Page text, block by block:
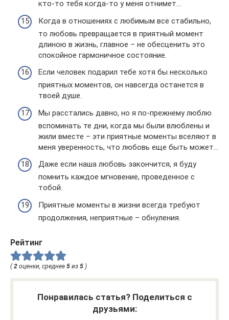
кто-то тебя когда-то у меня отнимет…
Когда в отношениях с любимым все стабильно,
то любовь превращается в приятный момент
длиною в жизнь, главное – не обесценить это
спокойное гармоничное состояние.
Если человек подарил тебе хотя бы несколько
приятных моментов, он навсегда останется в
твоей душе.
Мы расстались давно, но я по-прежнему люблю
вспоминать те дни, когда мы были влюблены и
жили вместе – эти приятные моменты вселяют в
меня уверенность, что любовь еще быть может…
Даже если наша любовь закончится, я буду
помнить каждое мгновение, проведенное с
тобой.
Приятные моменты в жизни всегда требуют
продолжения, неприятные – обнуления.
Рейтинг
( 2 оценки, среднее 5 из 5 )
Понравилась статья? Поделиться с
друзьями: